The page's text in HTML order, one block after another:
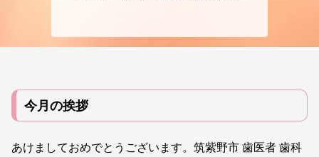
今月の挨拶
あけましておめでとうございます。筑紫野市 歯医者 歯科